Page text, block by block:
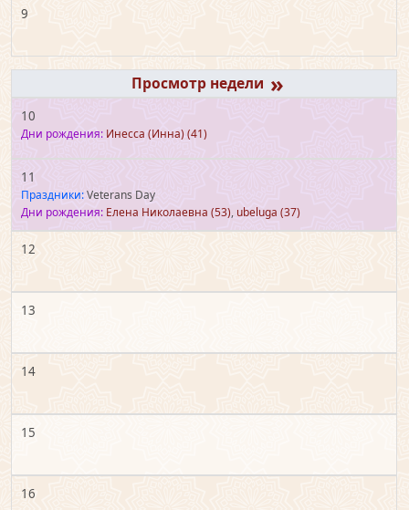
9
»
10
Дни рождения: Инесса (Инна)(41)
11
Праздники:Veterans Day
Дни рождения: Елена Николаевна (53), ubeluga (37)
12
13
14
15
16